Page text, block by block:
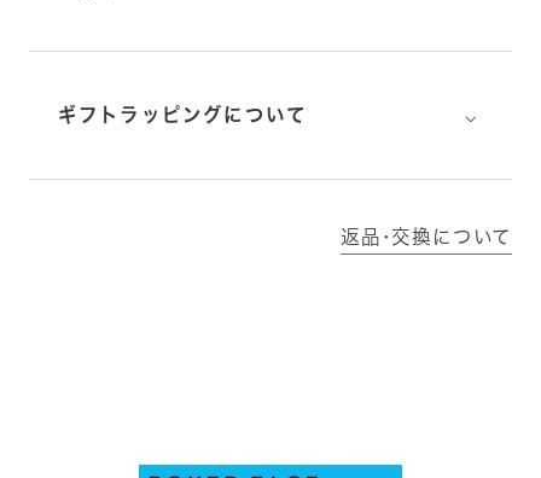
ギフトラッピングについて ⌵
返品･交換について